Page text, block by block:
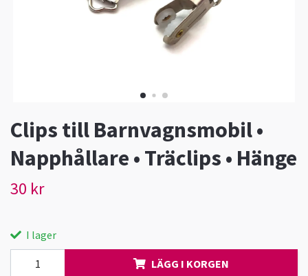
Clips till Barnvagnsmobil •
Napphållare • Träclips • Hänge
30 kr
I lager
LÄGG I KORGEN